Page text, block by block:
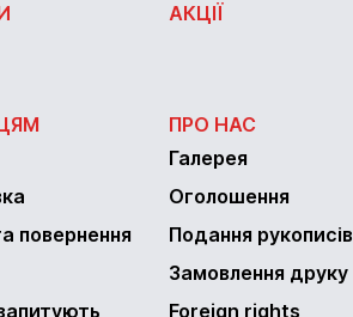
АКЦІЇ
повернення
ПРО НАС
Галерея
Оголошення
Подання рукописів
Замовлення друку
Foreign rights